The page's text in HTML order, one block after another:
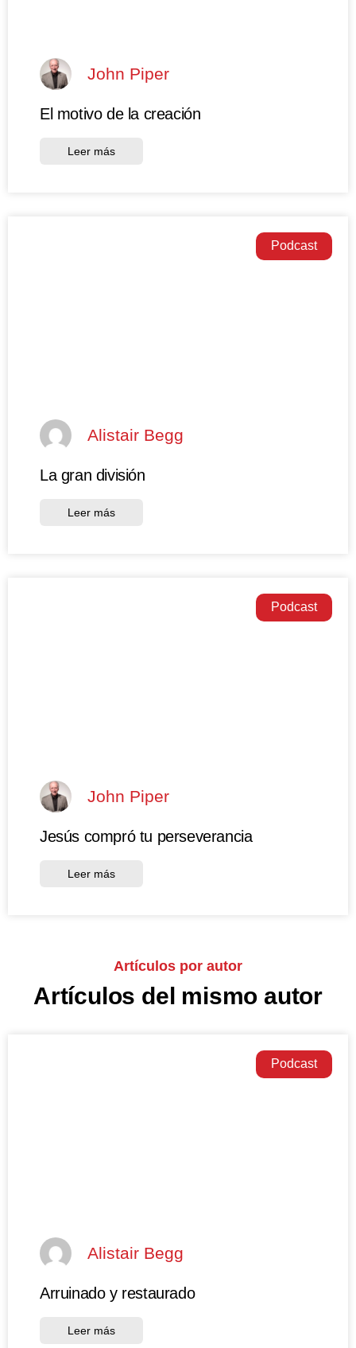
John Piper
El motivo de la creación
Leer más
Podcast
Alistair Begg
La gran división
Leer más
Podcast
John Piper
Jesús compró tu perseverancia
Leer más
Artículos por autor
Artículos del mismo autor
Podcast
Alistair Begg
Arruinado y restaurado
Leer más